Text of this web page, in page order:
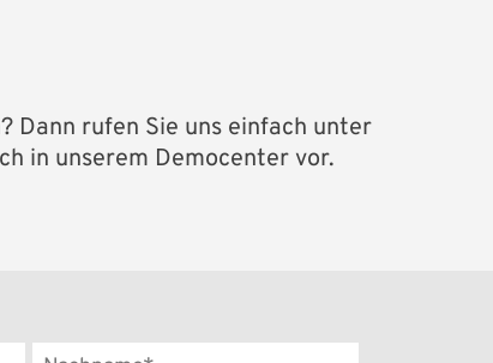
Dann rufen Sie uns einfach unter
in unserem Democenter vor.